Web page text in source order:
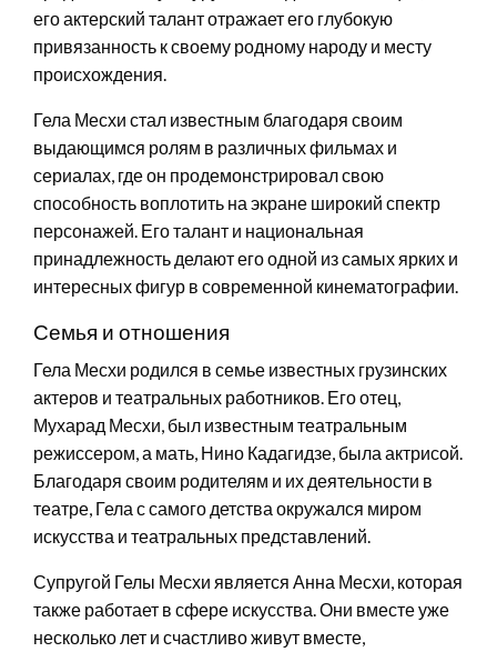
его актерский талант отражает его глубокую
привязанность к своему родному народу и месту
происхождения.
Гела Месхи стал известным благодаря своим
выдающимся ролям в различных фильмах и
сериалах, где он продемонстрировал свою
способность воплотить на экране широкий спектр
персонажей. Его талант и национальная
принадлежность делают его одной из самых ярких и
интересных фигур в современной кинематографии.
Семья и отношения
Гела Месхи родился в семье известных грузинских
актеров и театральных работников. Его отец,
Мухарад Месхи, был известным театральным
режиссером, а мать, Нино Кадагидзе, была актрисой.
Благодаря своим родителям и их деятельности в
театре, Гела с самого детства окружался миром
искусства и театральных представлений.
Супругой Гелы Месхи является Анна Месхи, которая
также работает в сфере искусства. Они вместе уже
несколько лет и счастливо живут вместе,